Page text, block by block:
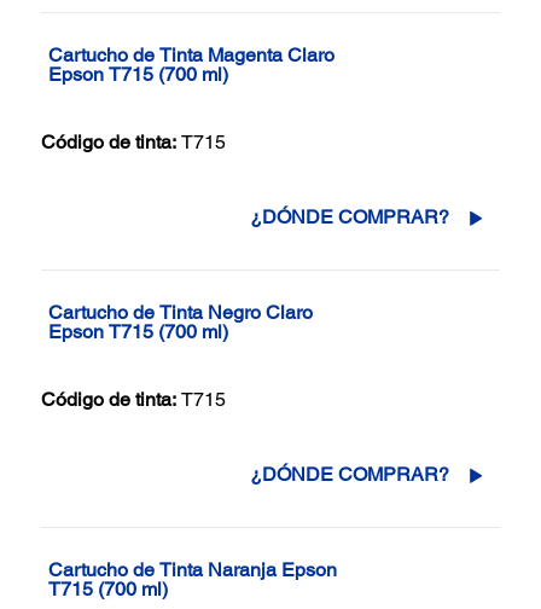
Cartucho de Tinta Magenta Claro
Epson T715 (700 ml)
Código de tinta: T715
¿DÓNDE COMPRAR?
Cartucho de Tinta Negro Claro
Epson T715 (700 ml)
Código de tinta: T715
¿DÓNDE COMPRAR?
Cartucho de Tinta Naranja Epson
T715 (700 ml)